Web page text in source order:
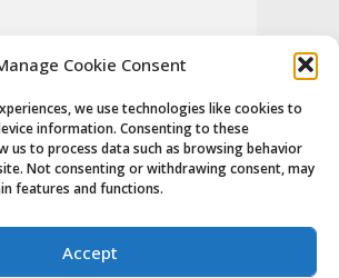
Cookie Consent
we use technologies like cookies to
information. Consenting to these
us to process data such as browsing behavior
Not consenting or withdrawing consent, may
features and functions.
Accept